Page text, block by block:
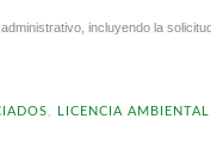
incluyendo la
, LICENCIA AMBIENTAL